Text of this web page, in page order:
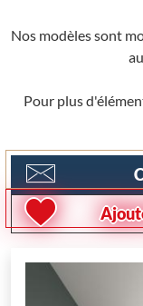
Nos modèles sont
Pour plus